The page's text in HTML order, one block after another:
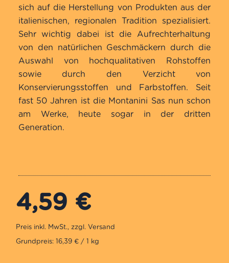
sich auf die Herstellung von Produkten aus der
italienischen, regionalen Tradition spezialisiert.
Sehr wichtig dabei ist die Aufrechterhaltung
von den natürlichen Geschmäckern durch die
Auswahl von hochqualitativen Rohstoffen
sowie durch den Verzicht von
Konservierungsstoffen und Farbstoffen. Seit
fast 50 Jahren ist die Montanini Sas nun schon
am Werke, heute sogar in der dritten
Generation.
4,59 €
Grundpreis: 16,39 € / 1 kg